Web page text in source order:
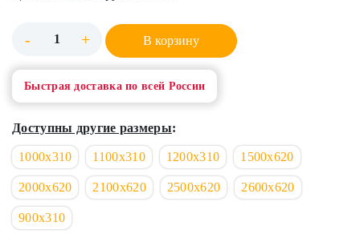
- + В корзину
Быстрая доставка по всей России
Доступны другие размеры:
1000х310 1100х310 1200х310 1500х620
2000х620 2100х620 2500х620 2600х620
900х310